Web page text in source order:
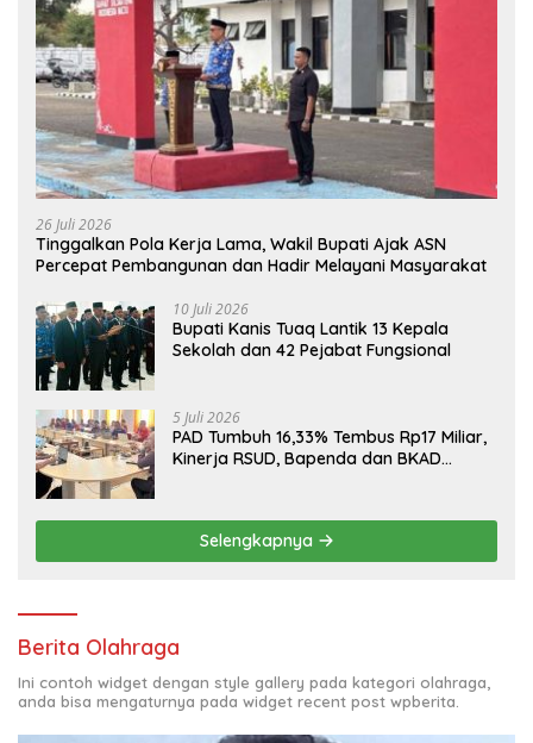
26 Juli 2026
Tinggalkan Pola Kerja Lama, Wakil Bupati Ajak ASN
Percepat Pembangunan dan Hadir Melayani Masyarakat
10 Juli 2026
Bupati Kanis Tuaq Lantik 13 Kepala
Sekolah dan 42 Pejabat Fungsional
5 Juli 2026
PAD Tumbuh 16,33% Tembus Rp17 Miliar,
Kinerja RSUD, Bapenda dan BKAD
Selengkapnya
Berita Olahraga
Ini contoh widget dengan style gallery pada kategori olahraga,
anda bisa mengaturnya pada widget recent post wpberita.